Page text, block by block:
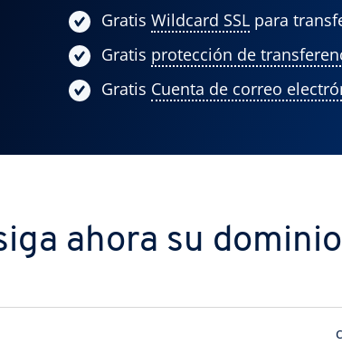
Gratis Wildcard SSL para
Gratis protección de
Gratis Cuenta de correo
ahora su